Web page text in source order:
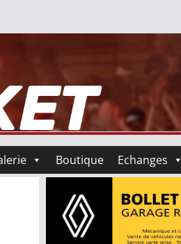
Boutique Echanges